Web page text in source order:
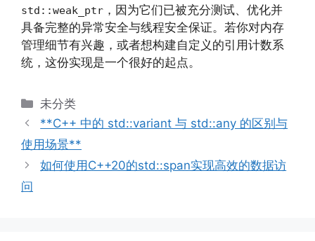
std::weak_ptr ，因为它们已被充分测试、优化并
具备完整的异常安全与线程安全保证。若你对内存
管理细节有兴趣，或者想构建自定义的引用计数系
统，这份实现是一个很好的起点。
分
类
未分类
**C++ 中的 std::variant 与 std::any 的区别与
使用场景**
如何使用C++20的std::span实现高效的数据访
问